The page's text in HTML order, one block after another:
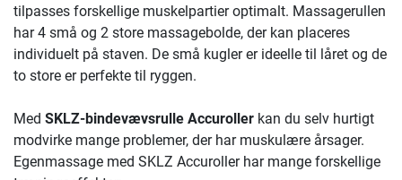
tilpasses forskellige muskelpartier optimalt. Massagerullen
har 4 små og 2 store massagebolde, der kan placeres
individuelt på staven. De små kugler er ideelle til låret og de
to store er perfekte til ryggen.
Med SKLZ-bindevævsrulle Accuroller kan du selv hurtigt
modvirke mange problemer, der har muskulære årsager.
Egenmassage med SKLZ Accuroller har mange forskellige